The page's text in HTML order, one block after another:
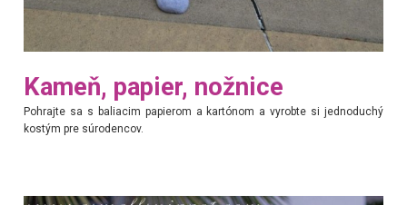
Kameň, papier, nožnice
Pohrajte sa s baliacim papierom a kartónom a vyrobte si jednoduchý
kostým pre súrodencov.